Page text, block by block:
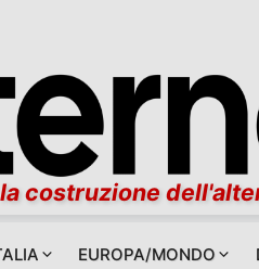
costruzione
EUROPA/MONDO